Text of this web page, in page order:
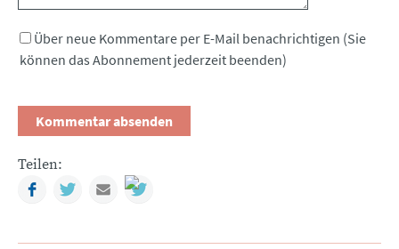
Über neue Kommentare per E-Mail benachrichtigen (Sie
können das Abonnement jederzeit beenden)
Teilen:
FacebookTwitterMail